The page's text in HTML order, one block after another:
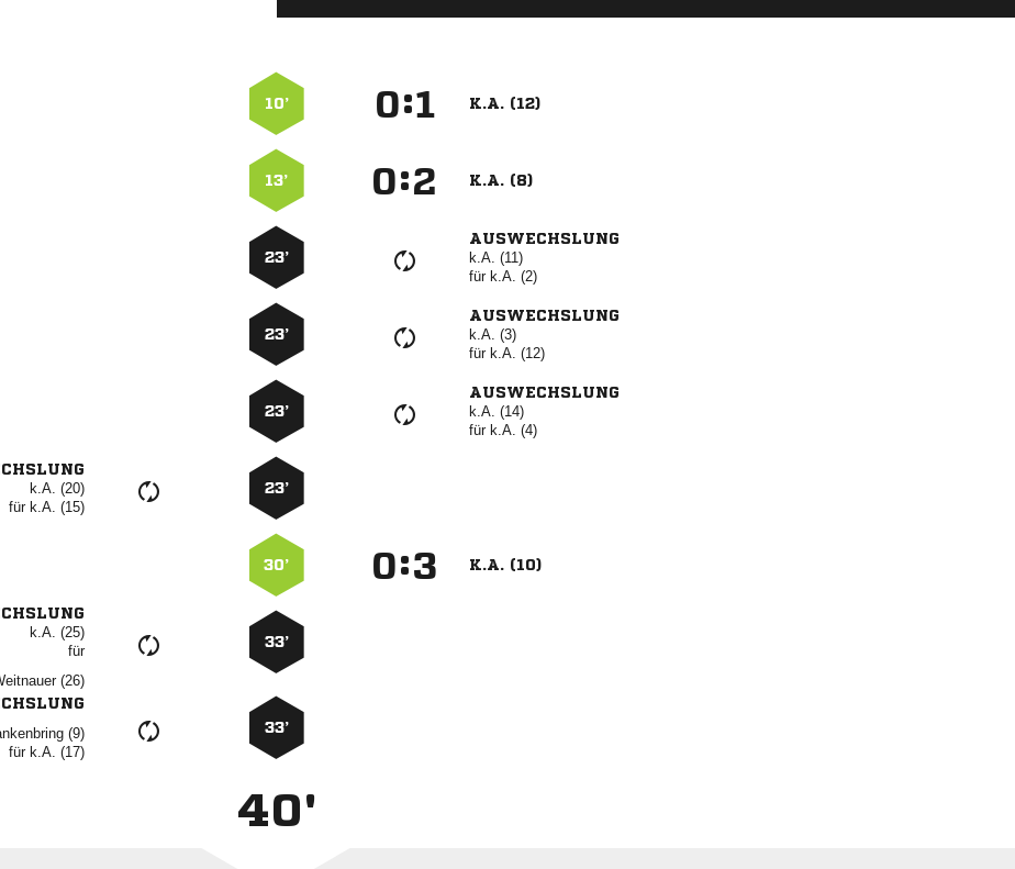
10’ : K.A. (12)
13’ : K.A. (8)
23’
AUSWECHSLUNG
k.A. (11)
für k.A. (2)
23’
AUSWECHSLUNG
k.A. (3)
für k.A. (12)
23’
AUSWECHSLUNG
k.A. (14)
für k.A. (4)
k.A. (20)
für k.A. (15)
23’
30’ : K.A. (10)
k.A. (25)
für

33’

für k.A. (17)
33’
40'